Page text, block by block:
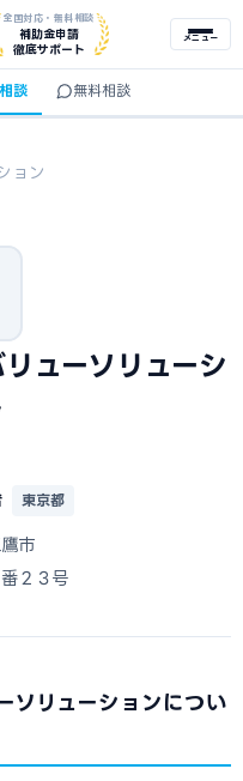
全国対応・無料相談
補助金申請
徹底サポート
メニュー
談 無料相談
ョン
ューソリューシ
東京都
市
２３号
ソリューションについ